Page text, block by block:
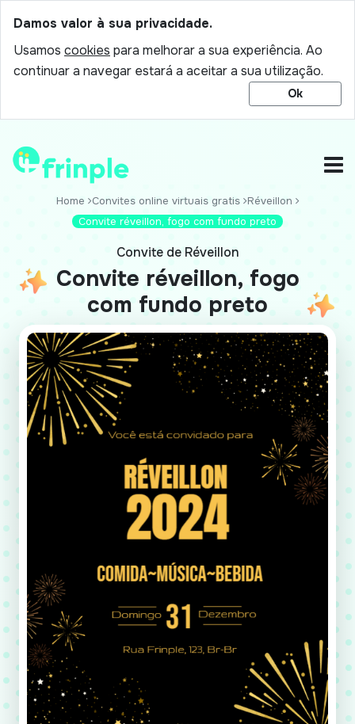
Damos valor à sua privacidade.
Usamos cookies para melhorar a sua experiência. Ao
continuar a navegar estará a aceitar a sua utilização.
Ok
Home Convites online virtuais gratis
Réveillon
Convite réveillon, fogo com fundo preto
Convite de Réveillon
Convite réveillon, fogo
com fundo preto